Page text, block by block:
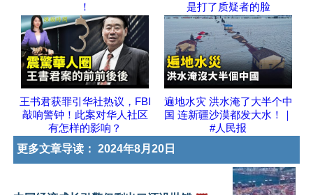
！
是打了质疑者的脸
王书君获罪引华社热议，FBI
敲响警钟！此案对华人社区
有怎样的影响？
遍地水灾 洪水淹了大半个中
国 连新疆沙漠都发大水！｜
#人民报
更多文章导读： 2024年8月20日